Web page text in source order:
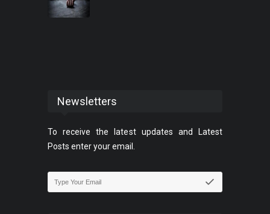
Newsletters
To receive the latest updates and Latest
Posts enter your email.